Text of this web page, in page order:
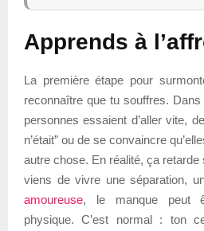
Apprends à
La première étape pour
reconnaître que tu souffres.
personnes essaient d’aller vite,
n’était” ou de se convaincre
autre chose. En réalité, ça
viens de vivre une séparation,
amoureuse, le manque peut
physique. C’est normal : ton